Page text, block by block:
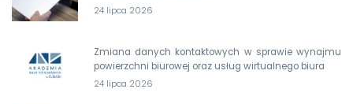
24 lipca 2026
Zmiana danych kontaktowych w sprawie wynajmu
powierzchni biurowej oraz usług wirtualnego biura
24 lipca 2026